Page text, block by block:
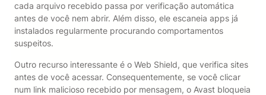
cada arquivo recebido passa por verificação automática
antes de você nem abrir. Além disso, ele escaneia apps já
instalados regularmente procurando comportamentos
suspeitos.
Outro recurso interessante é o Web Shield, que verifica sites
antes de você acessar. Consequentemente, se você clicar
num link malicioso recebido por mensagem, o Avast bloqueia